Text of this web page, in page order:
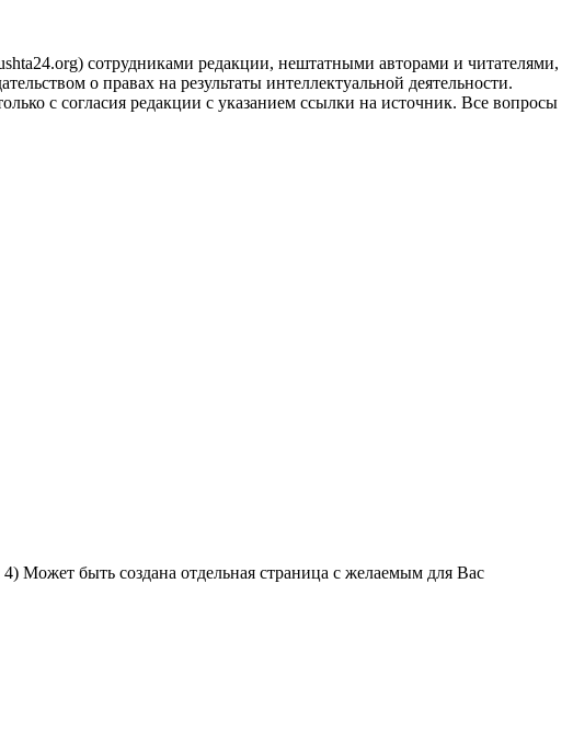
сотрудниками редакции, нештатными авторами и читателями,
о правах на результаты интеллектуальной деятельности.
с согласия редакции с указанием ссылки на источник. Все вопросы
Может быть создана отдельная страница с желаемым для Вас